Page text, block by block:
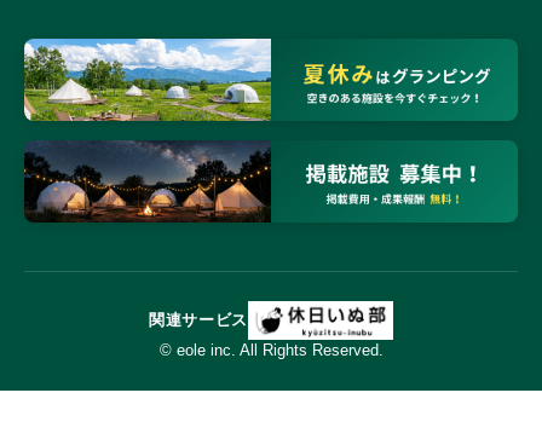
関連サービス
© eole inc. All Rights Reserved.